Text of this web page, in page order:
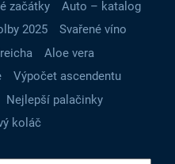
začátky
Auto – katalog
2025
Svařené víno
Aloe vera
Výpočet ascendentu
Nejlepší palačinky
koláč